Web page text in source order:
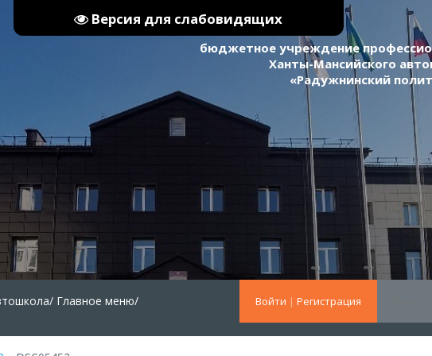
Версия для слабовидящих
бюджетное учреждение
Ханты-Мансийского
«Радужнинский
Войти | Регистрация
Главное меню/